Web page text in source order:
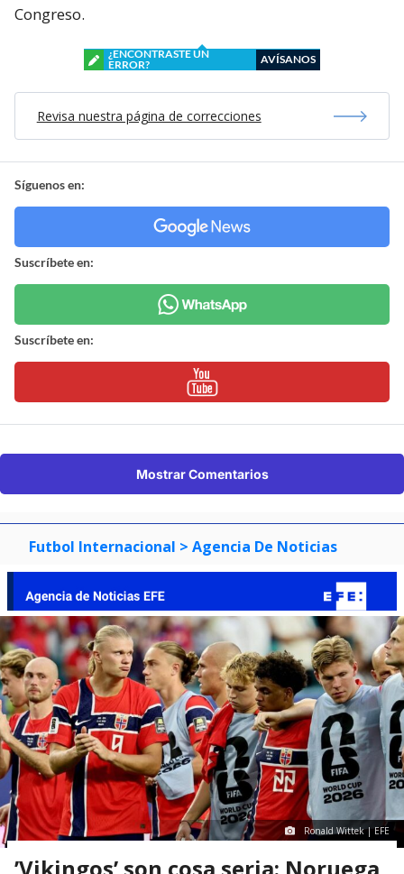
Congreso.
¿ENCONTRASTE UN
ERROR?
AVÍSANOS
Revisa nuestra página de correcciones
Síguenos en:
Suscríbete en:
Suscríbete en:
Mostrar Comentarios
Futbol Internacional > Agencia De Noticias
Ronald Wittek | EFE